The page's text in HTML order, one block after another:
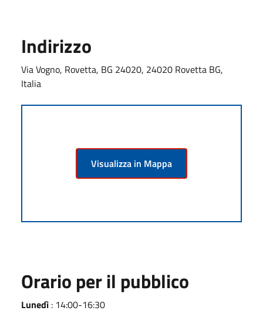
Indirizzo
Via Vogno, Rovetta, BG 24020, 24020 Rovetta BG,
Italia
Visualizza in Mappa
Orario per il pubblico
Lunedì : 14:00-16:30